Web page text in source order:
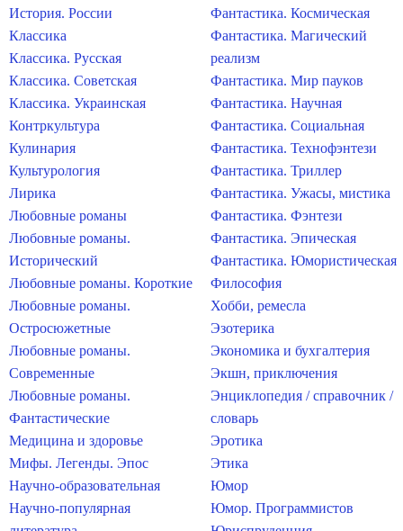
История. России
Классика
Классика. Русская
Классика. Советская
Классика. Украинская
Контркультура
Кулинария
Культурология
Лирика
Любовные романы
Любовные романы.
Исторический
Любовные романы. Короткие
Любовные романы.
Остросюжетные
Любовные романы.
Современные
Любовные романы.
Фантастические
Медицина и здоровье
Мифы. Легенды. Эпос
Научно-образовательная
Научно-популярная
Фантастика. Космическая
Фантастика. Магический
реализм
Фантастика. Мир пауков
Фантастика. Научная
Фантастика. Социальная
Фантастика. Технофэнтези
Фантастика. Триллер
Фантастика. Ужасы, мистика
Фантастика. Фэнтези
Фантастика. Эпическая
Фантастика. Юмористическая
Философия
Хобби, ремесла
Эзотерика
Экономика и бухгалтерия
Экшн, приключения
Энциклопедия / справочник /
словарь
Эротика
Этика
Юмор
Юмор. Программистов